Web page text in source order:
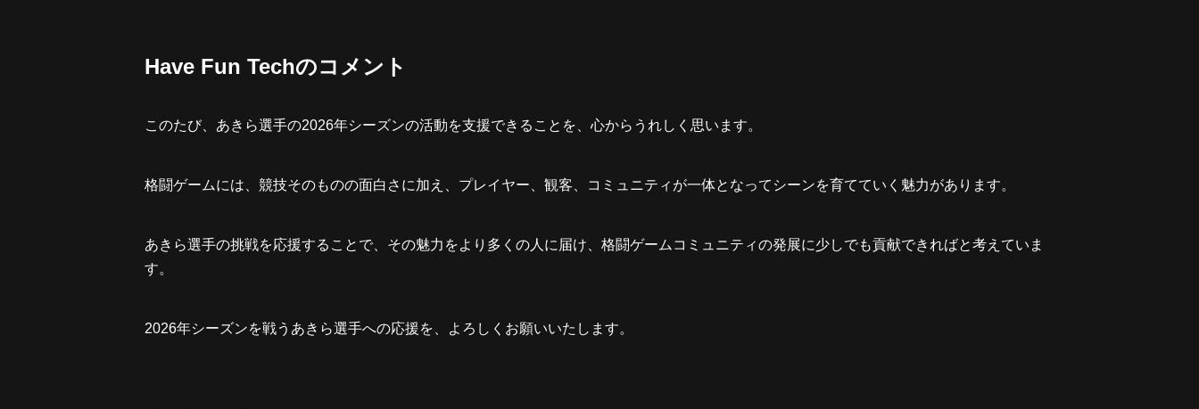
Have Fun Techのコメント
このたび、あきら選手の2026年シーズンの活動を支援できることを、心からうれしく思います。
格闘ゲームには、競技そのものの面白さに加え、プレイヤー、観客、コミュニティが一体となってシーンを育てていく魅力があります。
あきら選手の挑戦を応援することで、その魅力をより多くの人に届け、格闘ゲームコミュニティの発展に少しでも貢献できればと考えていま
す。
2026年シーズンを戦うあきら選手への応援を、よろしくお願いいたします。